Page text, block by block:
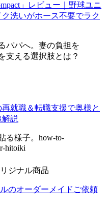
」レビュー｜野球ユニ
洗いがホース不要でラク
就職＆転職支援で奥様と
説
ジナル商品
のオーダーメイドご依頼